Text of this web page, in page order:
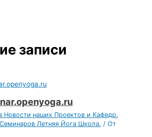
записи
Новости наших Проектов и Кафедр.
Летняя Йога Школа. / От